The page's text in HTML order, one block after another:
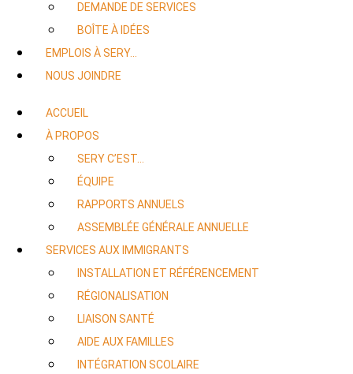
DEMANDE DE SERVICES
BOÎTE À IDÉES
EMPLOIS À SERY…
NOUS JOINDRE
ACCUEIL
À PROPOS
SERY C’EST…
ÉQUIPE
RAPPORTS ANNUELS
ASSEMBLÉE GÉNÉRALE ANNUELLE
SERVICES AUX IMMIGRANTS
INSTALLATION ET RÉFÉRENCEMENT
RÉGIONALISATION
LIAISON SANTÉ
AIDE AUX FAMILLES
INTÉGRATION SCOLAIRE